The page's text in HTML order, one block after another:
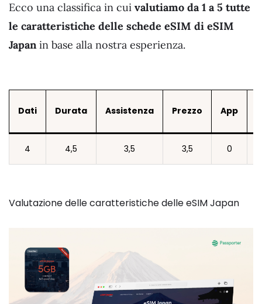
Ecco una classifica in cui valutiamo da 1 a 5 tutte
le caratteristiche delle schede eSIM di eSIM
Japanin base alla nostra esperienza.
Dati Durata Assistenza Prezzo App
4 4,5 3,5 3,5 0
Valutazione delle caratteristiche delle eSIM Japan